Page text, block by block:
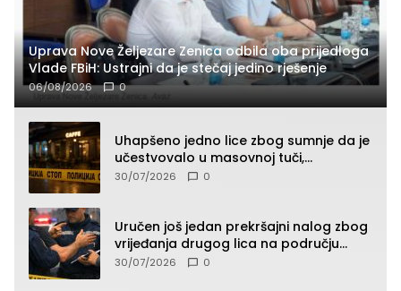
Uprava Nove Željezare Zenica odbila oba prijedloga
Vlade FBiH: Ustrajni da je stečaj jedino rješenje
06/08/2026 0
Uhapšeno jedno lice zbog sumnje da je
učestvovalo u masovnoj tuči,
maloljetnik zadobio povrede
30/07/2026 0
Uručen još jedan prekršajni nalog zbog
vrijeđanja drugog lica na području
Zvornika
30/07/2026 0